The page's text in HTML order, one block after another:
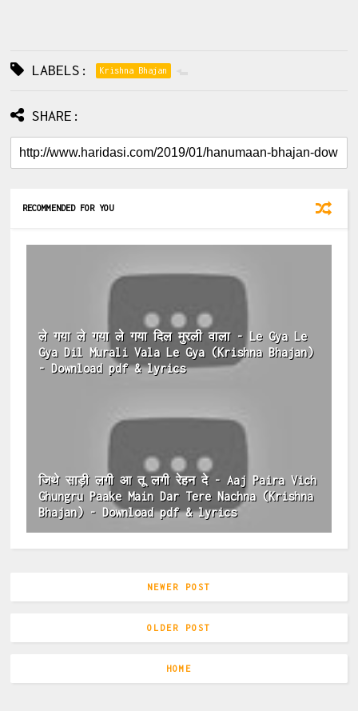
LABELS: Krishna Bhajan
SHARE:
RECOMMENDED FOR YOU
ले गया ले गया ले गया दिल मुरली वाला - Le Gya Le
Gya Dil Murali Vala Le Gya (Krishna Bhajan)
- Download pdf & lyrics
जिथे साड़ी लगी आ तू लगी रेहन दे - Aaj Paira Vich
Ghungru Paake Main Dar Tere Nachna (Krishna
Bhajan) - Download pdf & lyrics
NEWER POST
OLDER POST
HOME